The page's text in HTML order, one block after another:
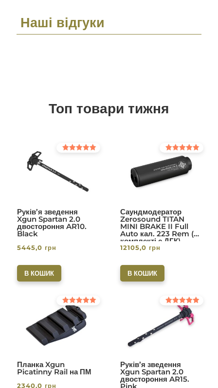
Наші відгуки
Топ товари тижня
Руків’я зведення
Xgun Spartan 2.0
двостороння AR10.
Black
5445,0 грн
В КОШИК
Саундмодератор
Zerosound TITAN
MINI BRAKE II Full
Auto кал. 223 Rem (в
комплекті с ДГК)
різьба 1/2-28. Вlack
Оцінено в
5.00
з 5
12105,0 грн
В КОШИК
Планка Xgun
Picatinny Rail на ПМ
Оцінено в
5.00
з 5
2340,0 грн
Руків’я зведення
Xgun Spartan 2.0
двостороння AR15.
Оцінено в
з 5